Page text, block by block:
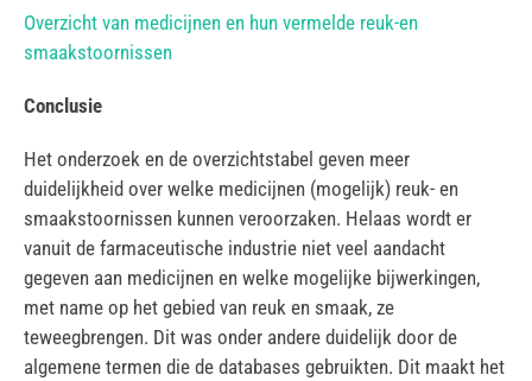
Overzicht van medicijnen en hun vermelde reuk-en
smaakstoornissen
Conclusie
Het onderzoek en de overzichtstabel geven meer
duidelijkheid over welke medicijnen (mogelijk) reuk- en
smaakstoornissen kunnen veroorzaken. Helaas wordt er
vanuit de farmaceutische industrie niet veel aandacht
gegeven aan medicijnen en welke mogelijke bijwerkingen,
met name op het gebied van reuk en smaak, ze
teweegbrengen. Dit was onder andere duidelijk door de
algemene termen die de databases gebruikten. Dit maakt het